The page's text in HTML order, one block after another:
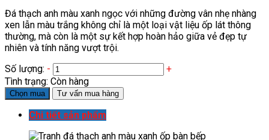
Đá thạch anh màu xanh ngọc với những đường vân nhẹ nhàng
xen lẫn màu trắng không chỉ là một loại vật liệu ốp lát thông
thường, mà còn là một sự kết hợp hoàn hảo giữa vẻ đẹp tự
nhiên và tính năng vượt trội.
Số lượng: -
+
Tình trạng: Còn hàng
Chọn mua Tư vấn mua hàng
Chi tiết sản phẩm